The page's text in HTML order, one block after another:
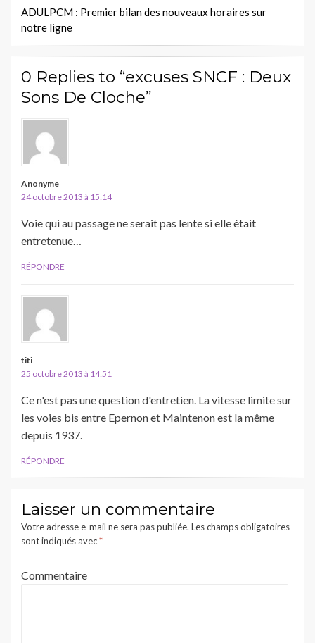
ADULPCM : Premier bilan des nouveaux horaires sur
notre ligne
0 Replies to “excuses SNCF : Deux
Sons De Cloche”
Anonyme
24 octobre 2013 à 15:14
Voie qui au passage ne serait pas lente si elle était
entretenue…
RÉPONDRE
titi
25 octobre 2013 à 14:51
Ce n'est pas une question d'entretien. La vitesse limite sur
les voies bis entre Epernon et Maintenon est la même
depuis 1937.
RÉPONDRE
Laisser un commentaire
Votre adresse e-mail ne sera pas publiée. Les champs obligatoires
sont indiqués avec*
Commentaire